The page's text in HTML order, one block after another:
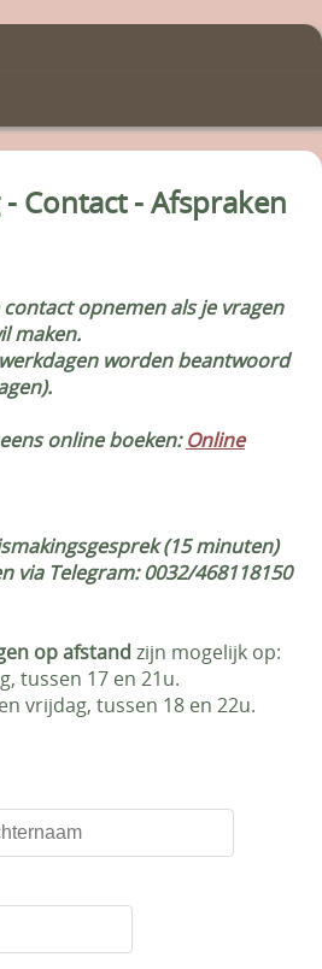
Contact - Afspraken
opnemen als je vragen
maken.
worden beantwoord
online boeken:Online
(15 minuten)
via Telegram: 0032/468118150
op afstand zijn mogelijk op:
tussen 17 en 21u.
vrijdag, tussen 18 en 22u.